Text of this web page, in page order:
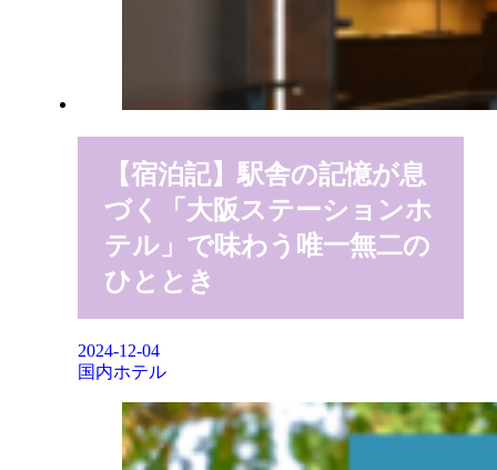
【宿泊記】駅舎の記憶が息
づく「大阪ステーションホ
テル」で味わう唯一無二の
ひととき
2024-12-04
国内ホテル